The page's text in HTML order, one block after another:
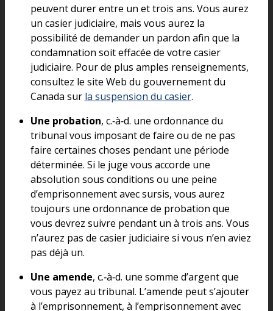
peuvent durer entre un et trois ans. Vous aurez
un casier judiciaire, mais vous aurez la
possibilité de demander un pardon afin que la
condamnation soit effacée de votre casier
judiciaire. Pour de plus amples renseignements,
consultez le site Web du gouvernement du
Canada sur la suspension du casier.
Une probation, c.‑à‑d. une ordonnance du
tribunal vous imposant de faire ou de ne pas
faire certaines choses pendant une période
déterminée. Si le juge vous accorde une
absolution sous conditions ou une peine
d’emprisonnement avec sursis, vous aurez
toujours une ordonnance de probation que
vous devrez suivre pendant un à trois ans. Vous
n’aurez pas de casier judiciaire si vous n’en aviez
pas déjà un.
Une amende, c.‑à‑d. une somme d’argent que
vous payez au tribunal. L’amende peut s’ajouter
à l’emprisonnement, à l’emprisonnement avec